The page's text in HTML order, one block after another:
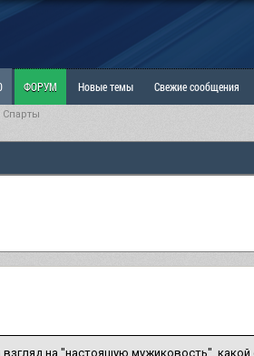
ФОРУМ Новые темы Свежие сообщения
на "настоящую мужиковость",